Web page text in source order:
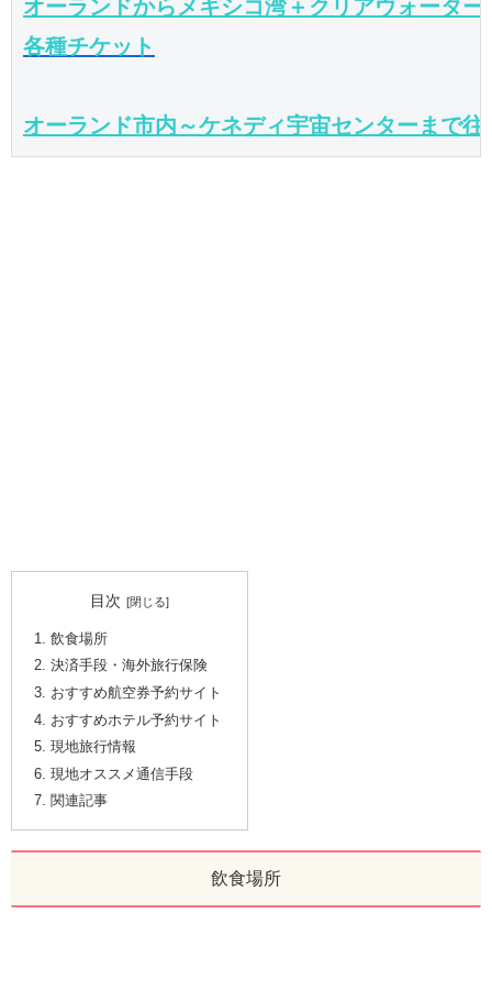
オーランドからメキシコ湾＋クリアウォータ
各種チケット
オーランド市内～ケネディ宇宙センターまで
目次
飲食場所
決済手段・海外旅行保険
おすすめ航空券予約サイト
おすすめホテル予約サイト
現地旅行情報
現地オススメ通信手段
関連記事
飲食場所